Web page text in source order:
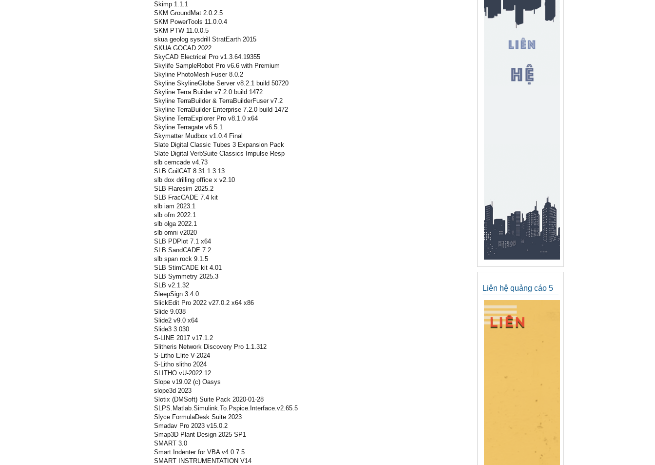
Skimp 1.1.1
SKM GroundMat 2.0.2.5
SKM PowerTools 11.0.0.4
SKM PTW 11.0.0.5
skua geolog sysdrill StratEarth 2015
SKUA GOCAD 2022
SkyCAD Electrical Pro v1.3.64.19355
Skylife SampleRobot Pro v6.6 with Premium
Skyline PhotoMesh Fuser 8.0.2
Skyline SkylineGlobe Server v8.2.1 build 50720
Skyline Terra Builder v7.2.0 build 1472
Skyline TerraBuilder & TerraBuilderFuser v7.2
Skyline TerraBuilder Enterprise 7.2.0 build 1472
Skyline TerraExplorer Pro v8.1.0 x64
Skyline Terragate v6.5.1
Skymatter Mudbox v1.0.4 Final
Slate Digital Classic Tubes 3 Expansion Pack
Slate Digital VerbSuite Classics Impulse Resp
slb cemcade v4.73
SLB CoilCAT 8.31.1.3.13
slb dox drilling office x v2.10
SLB Flaresim 2025.2
SLB FracCADE 7.4 kit
slb iam 2023.1
slb ofm 2022.1
slb olga 2022.1
slb omni v2020
SLB PDPlot 7.1 x64
SLB SandCADE 7.2
slb span rock 9.1.5
SLB StimCADE kit 4.01
SLB Symmetry 2025.3
SLB v2.1.32
SleepSign 3.4.0
SlickEdit Pro 2022 v27.0.2 x64 x86
Slide 9.038
Slide2 v9.0 x64
Slide3 3.030
S-LINE 2017 v17.1.2
Slitheris Network Discovery Pro 1.1.312
S-Litho Elite V-2024
S-Litho slitho 2024
SLITHO vU-2022.12
Slope v19.02 (c) Oasys
slope3d 2023
Slotix (DMSoft) Suite Pack 2020-01-28
SLPS.Matlab.Simulink.To.Pspice.Interface.v2.65.5
Slyce FormulaDesk Suite 2023
Smadav Pro 2023 v15.0.2
Smap3D Plant Design 2025 SP1
SMART 3.0
Smart Indenter for VBA v4.0.7.5
SMART INSTRUMENTATION V14
Liên hệ quảng cáo 5